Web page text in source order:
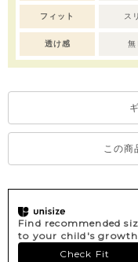
仕上がりに。お出かけや
ご家庭でお洗濯できるイ
心、ご自宅用としてはも
も喜ばれるセットアイテ
※デリケートな素材を使
えいただくことをおすす
※撮影･モニター環境等
場合がございます。
※濃色部分は、摩擦や汗
※色移りを防ぐため、手
整えてください。
フィット ス
透け感 無
この
Find recommended
to your child's growth
Check Fit